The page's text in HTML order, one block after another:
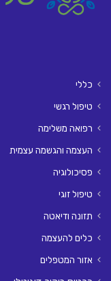
כללי
טיפול רגשי
רפואה משלימה
העצמה והגשמה עצמית
פסיכולוגיה
טיפול זוגי
תזונה ודיאטה
כלים להעצמה
אזור המטפלים